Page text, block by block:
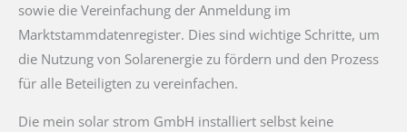
sowie die Vereinfachung der Anmeldung im
Marktstammdatenregister. Dies sind wichtige Schritte, um
die Nutzung von Solarenergie zu fördern und den Prozess
für alle Beteiligten zu vereinfachen.
Die mein solar strom GmbH installiert selbst keine